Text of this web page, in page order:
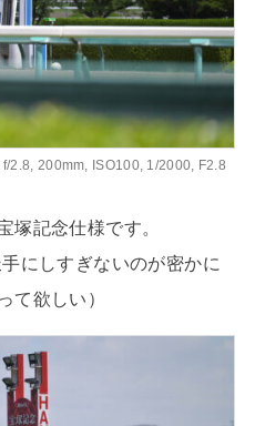
2.8, 200mm, ISO100, 1/2000, F2.8
塚記念仕様です。
にしすぎないのが密かに
て欲しい）